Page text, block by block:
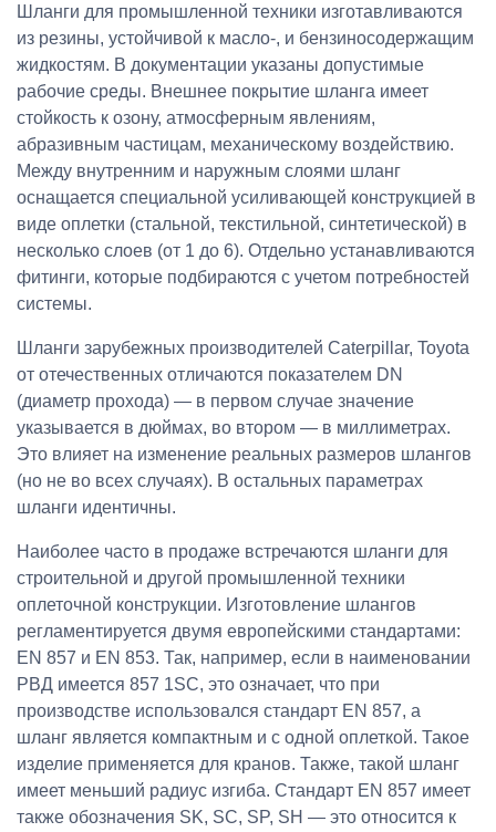
Шланги для промышленной техники изготавливаются
из резины, устойчивой к масло-, и бензиносодержащим
жидкостям. В документации указаны допустимые
рабочие среды. Внешнее покрытие шланга имеет
стойкость к озону, атмосферным явлениям,
абразивным частицам, механическому воздействию.
Между внутренним и наружным слоями шланг
оснащается специальной усиливающей конструкцией в
виде оплетки (стальной, текстильной, синтетической) в
несколько слоев (от 1 до 6). Отдельно устанавливаются
фитинги, которые подбираются с учетом потребностей
системы.
Шланги зарубежных производителей Caterpillar, Toyota
от отечественных отличаются показателем DN
(диаметр прохода) — в первом случае значение
указывается в дюймах, во втором — в миллиметрах.
Это влияет на изменение реальных размеров шлангов
(но не во всех случаях). В остальных параметрах
шланги идентичны.
Наиболее часто в продаже встречаются шланги для
строительной и другой промышленной техники
оплеточной конструкции. Изготовление шлангов
регламентируется двумя европейскими стандартами:
EN 857 и EN 853. Так, например, если в наименовании
РВД имеется 857 1SC, это означает, что при
производстве использовался стандарт EN 857, а
шланг является компактным и с одной оплеткой. Такое
изделие применяется для кранов. Также, такой шланг
имеет меньший радиус изгиба. Стандарт EN 857 имеет
также обозначения SK, SC, SP, SH — это относится к